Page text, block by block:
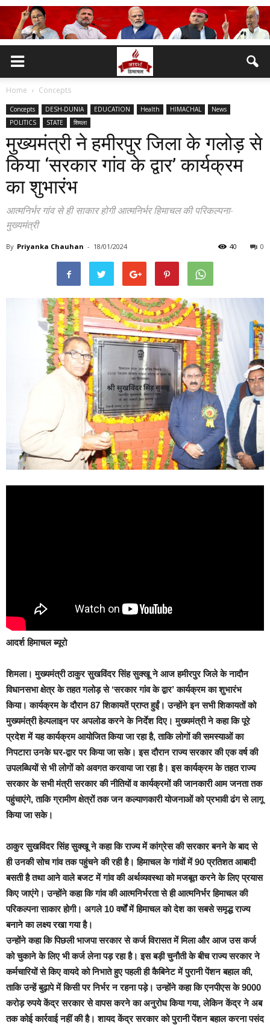
Home Concepts
Concepts DESH-DUNIA EDUCATION Health HIMACHAL
News
POLITICS
STATE शिमला
मुख्यमंत्री ने हमीरपुर जिला के गलोड़ से
किया ‘सरकार गांव के द्वार’ कार्यक्रम
का शुभारंभ
आत्मनिर्भर गांव से ही साकार होगी आत्मनिर्भर हिमाचल की परिकल्पना-
मुख्यमंत्री
By Priyanka Chauhan - 18/01/2024 0
40
आदर्श हिमाचल ब्यूरो
शिमला। मुख्यमंत्री ठाकुर सुखविंदर सिंह सुक्खू ने आज हमीरपुर जिले के नादौन
विधानसभा क्षेत्र के तहत गलोड़ से ‘सरकार गांव के द्वार’ कार्यक्रम का शुभारंभ
किया। कार्यक्रम के दौरान 87 शिकायतें प्राप्त हुईं। उन्होंने इन सभी शिकायतों को
मुख्यमंत्री हेल्पलाइन पर अपलोड करने के निर्देश दिए। मुख्यमंत्री ने कहा कि पूरे
प्रदेश में यह कार्यक्रम आयोजित किया जा रहा है, ताकि लोगों की समस्याओं का
निपटारा उनके घर-द्वार पर किया जा सके। इस दौरान राज्य सरकार की एक वर्ष की
उपलब्धियों से भी लोगों को अवगत करवाया जा रहा है। इस कार्यक्रम के तहत राज्य
सरकार के सभी मंत्री सरकार की नीतियों व कार्यक्रमों की जानकारी आम जनता तक
पहुंचाएंगे, ताकि ग्रामीण क्षेत्रों तक जन कल्याणकारी योजनाओं को प्रभावी ढंग से लागू
किया जा सके।
ठाकुर सुखविंदर सिंह सुक्खू ने कहा कि राज्य में कांग्रेस की सरकार बनने के बाद से
ही उनकी सोच गांव तक पहुंचने की रही है। हिमाचल के गांवों में 90 प्रतिशत आबादी
बसती है तथा आने वाले बजट में गांव की अर्थव्यवस्था को मजबूत करने के लिए प्रयास
किए जाएंगे। उन्होंने कहा कि गांव की आत्मनिर्भरता से ही आत्मनिर्भर हिमाचल की
परिकल्पना साकार होगी। अगले 10 वर्षों में हिमाचल को देश का सबसे समृद्ध राज्य
बनाने का लक्ष्य रखा गया है।
उन्होंने कहा कि पिछली भाजपा सरकार से कर्ज विरासत में मिला और आज उस कर्ज
को चुकाने के लिए भी कर्ज लेना पड़ रहा है। इस बड़ी चुनौती के बीच राज्य सरकार ने
कर्मचारियों से किए वायदे को निभाते हुए पहली ही कैबिनेट में पुरानी पेंशन बहाल की,
ताकि उन्हें बुढ़ापे में किसी पर निर्भर न रहना पड़े। उन्होंने कहा कि एनपीएस के 9000
करोड़ रुपये केंद्र सरकार से वापस करने का अनुरोध किया गया, लेकिन केंद्र ने अब
तक कोई कार्रवाई नहीं की है। शायद केंद्र सरकार को पुरानी पेंशन बहाल करना पसंद